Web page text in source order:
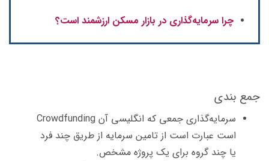
چرا سرمایه‌گذاری در بازار مسکن ارزشمند است؟
جمع بندی
سرمایه‌گذاری جمعی که انگلیسی آن Crowdfunding
است عبارت است از تامین سرمایه از طریق چند فرد
یا چند گروه برای یک پروژه مشخص.